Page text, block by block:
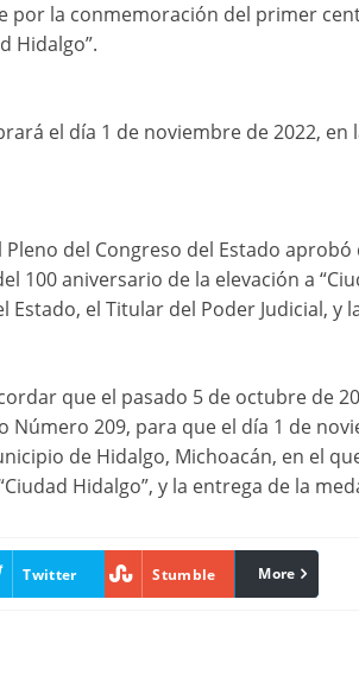
por la conmemoración del primer
Hidalgo”.
el día 1 de noviembre de 2022,
Pleno del Congreso del Estado
100 aniversario de la elevación a
Estado, el Titular del Poder Judicial, y
que el pasado 5 de octubre de
Número 209, para que el día 1 de
de Hidalgo, Michoacán, en el
Hidalgo”, y la entrega de la
Twitter Stumble linkedin
More